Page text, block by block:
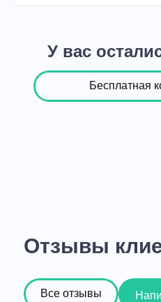
У вас
Бесплатная
Отзывы
Все отзывы